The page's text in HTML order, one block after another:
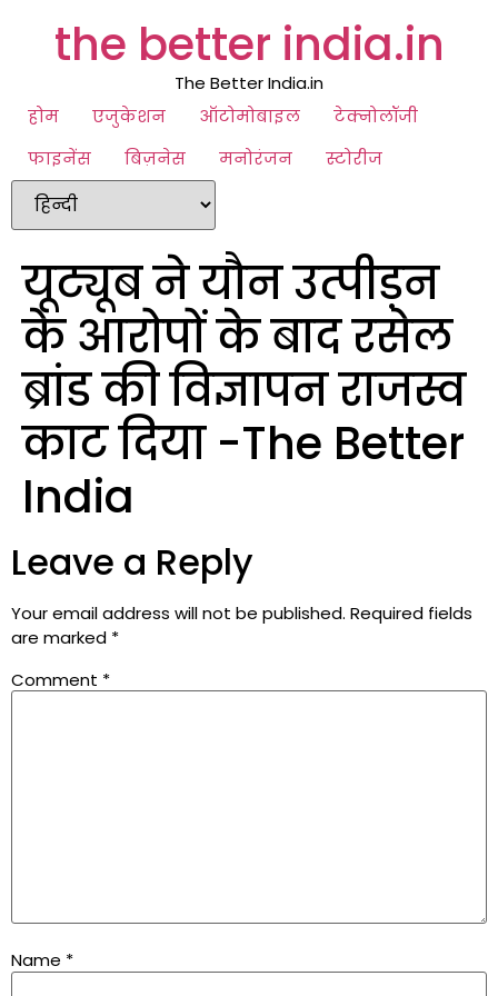
the better india.in
The Better India.in
होम
एजुकेशन ऑटोमोबाइल
टेक्नोलॉजी
फाइनेंस
बिज़नेस मनोरंजन स्टोरीज
यूट्यूब ने यौन उत्पीड़न
के आरोपों के बाद रसेल
ब्रांड की विज्ञापन राजस्व
काट दिया -The Better
India
Leave a Reply
Your email address will not be published. Required fields
are marked *
Comment *
Name *